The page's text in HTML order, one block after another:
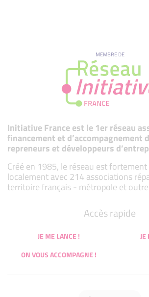
MEMBRE DE
Initiative France est le 1er réseau
financement et d’accompagnement
repreneurs et développeurs
Créé en 1985, le réseau est fortement
localement avec 214 associations
territoire français - métropole et
Accès rapide
JE ME LANCE !
JE
ON VOUS ACCOMPAGNE !